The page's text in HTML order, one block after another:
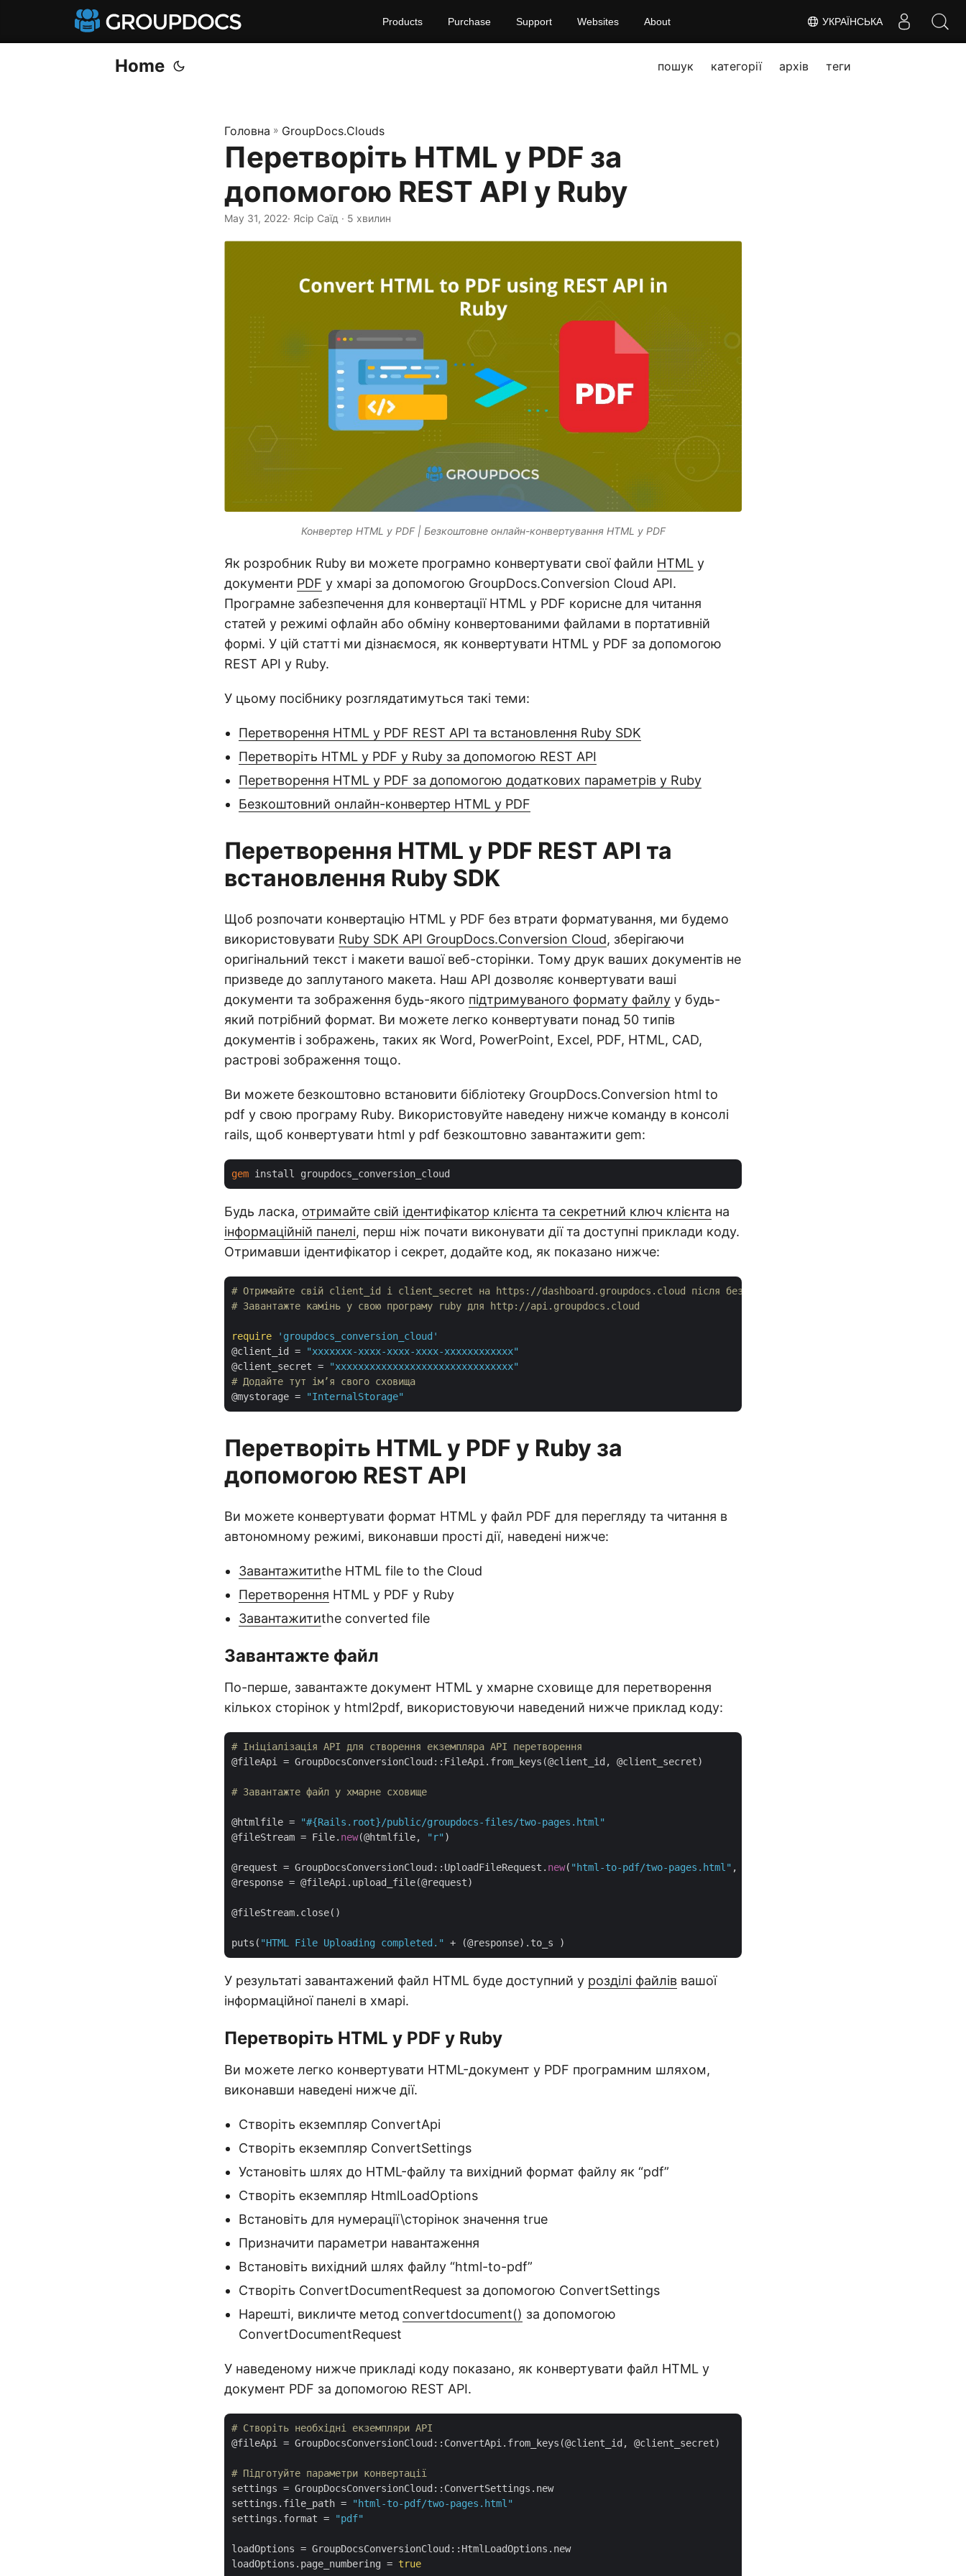
УКРАЇНСЬКА
Products Purchase Support Websites About
Home пошук категорії архів теги
Головна » GroupDocs.Clouds
Перетворіть HTML у PDF за
допомогою REST API у Ruby
May 31, 2022· Ясір Саїд · 5 хвилин
Конвертер HTML у PDF | Безкоштовне онлайн-конвертування HTML у PDF
Як розробник Ruby ви можете програмно конвертувати свої файли HTML у
документи PDF у хмарі за допомогою GroupDocs.Conversion Cloud API.
Програмне забезпечення для конвертації HTML у PDF корисне для читання
статей у режимі офлайн або обміну конвертованими файлами в портативній
формі. У цій статті ми дізнаємося, як конвертувати HTML у PDF за допомогою
REST API у Ruby.
У цьому посібнику розглядатимуться такі теми:
Перетворення HTML у PDF REST API та встановлення Ruby SDK
Перетворіть HTML у PDF у Ruby за допомогою REST API
Перетворення HTML у PDF за допомогою додаткових параметрів у Ruby
Безкоштовний онлайн-конвертер HTML у PDF
Перетворення HTML у PDF REST API та
встановлення Ruby SDK
Щоб розпочати конвертацію HTML у PDF без втрати форматування, ми будемо
використовувати Ruby SDK API GroupDocs.Conversion Cloud, зберігаючи
оригінальний текст і макети вашої веб-сторінки. Тому друк ваших документів не
призведе до заплутаного макета. Наш API дозволяє конвертувати ваші
документи та зображення будь-якого підтримуваного формату файлу у будь-
який потрібний формат. Ви можете легко конвертувати понад 50 типів
документів і зображень, таких як Word, PowerPoint, Excel, PDF, HTML, CAD,
растрові зображення тощо.
Ви можете безкоштовно встановити бібліотеку GroupDocs.Conversion html to
pdf у свою програму Ruby. Використовуйте наведену нижче команду в консолі
rails, щоб конвертувати html у pdf безкоштовно завантажити gem:
gem
Будь ласка, отримайте свій ідентифікатор клієнта та секретний ключ клієнта на
інформаційній панелі, перш ніж почати виконувати дії та доступні приклади коду.
Отримавши ідентифікатор і секрет, додайте код, як показано нижче:
# Отримайте свій client_id і client_secret на https://dashboard.groupdocs.cloud після безкоштовної реєстрації.
# Завантажте камінь у свою програму ruby для http://api.groupdocs.cloud
require
'groupdocs_conversion_cloud'
@client_id =
"xxxxxxx-xxxx-xxxx-xxxx-xxxxxxxxxxxx"
@client_secret =
"xxxxxxxxxxxxxxxxxxxxxxxxxxxxxxx"
# Додайте тут ім’я свого сховища
@mystorage =
"InternalStorage"
Перетворіть HTML у PDF у Ruby за
допомогою REST API
Ви можете конвертувати формат HTML у файл PDF для перегляду та читання в
автономному режимі, виконавши прості дії, наведені нижче:
Завантажитиthe HTML file to the Cloud
Перетворення HTML у PDF у Ruby
Завантажитиthe converted file
Завантажте файл
По-перше, завантажте документ HTML у хмарне сховище для перетворення
кількох сторінок у html2pdf, використовуючи наведений нижче приклад коду:
# Ініціалізація API для створення екземпляра API перетворення
@fileApi = GroupDocsConversionCloud::FileApi.from_keys(@client_id, @client_secret)
# Завантажте файл у хмарне сховище
@htmlfile = "#{Rails.root}/public/groupdocs-files/two-pages.html"
@fileStream = File. new(@htmlfile, "r" )
@request = GroupDocsConversionCloud::UploadFileRequest. new( "html-to-pdf/two-pages.html" , @fileStream, @mystorage)
@response = @fileApi.upload_file(@request)
@fileStream.close()
puts( "HTML File Uploading completed."
У результаті завантажений файл HTML буде доступний у розділі файлів вашої
інформаційної панелі в хмарі.
Перетворіть HTML у PDF у Ruby
Ви можете легко конвертувати HTML-документ у PDF програмним шляхом,
виконавши наведені нижче дії.
Створіть екземпляр ConvertApi
Створіть екземпляр ConvertSettings
Установіть шлях до HTML-файлу та вихідний формат файлу як “pdf”
Створіть екземпляр HtmlLoadOptions
Встановіть для нумерації\сторінок значення true
Призначити параметри навантаження
Встановіть вихідний шлях файлу “html-to-pdf”
Створіть ConvertDocumentRequest за допомогою ConvertSettings
Нарешті, викличте метод convertdocument() за допомогою
ConvertDocumentRequest
У наведеному нижче прикладі коду показано, як конвертувати файл HTML у
документ PDF за допомогою REST API.
# Створіть необхідні екземпляри API
@fileApi = GroupDocsConversionCloud::ConvertApi.from_keys(@client_id, @client_secret)
# Підготуйте параметри конвертації
settings = GroupDocsConversionCloud::ConvertSettings.new
settings.file_path =
"html-to-pdf/two-pages.html"
settings.format =
"pdf"
loadOptions = GroupDocsConversionCloud::HtmlLoadOptions.new
loadOptions.page_numbering = true